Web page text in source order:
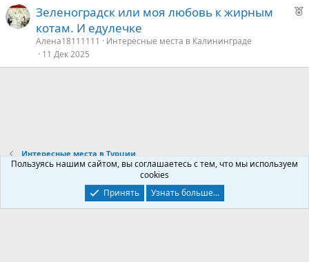
у
Р
Зеленоградск или моя любовь к жирным
котам. И едулечке
Алена18111111
Интересные места в Калининграде
11 Дек 2025
Интересные места в Турции
Условия и правила
Политика конфиденциальности
Главная
R
Пользуясь нашим сайтом, вы соглашаетесь с тем, что мы используем
cookies
Принять
Узнать больше...